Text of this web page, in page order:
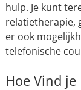
hulp. Je kunt
relatietherapie,
er ook
telefonische
Hoe Vind je